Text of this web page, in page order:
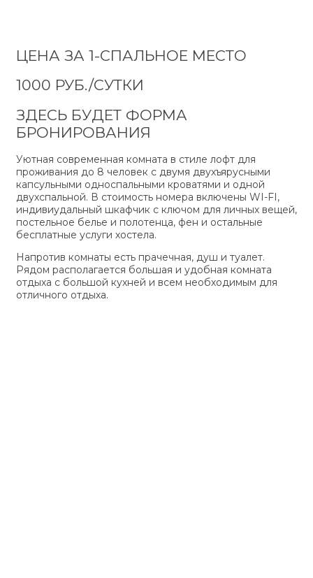
ЦЕНА ЗА 1-СПАЛЬНОЕ МЕСТО
1000 РУБ./СУТКИ
ЗДЕСЬ БУДЕТ ФОРМА
БРОНИРОВАНИЯ
Уютная современная комната в стиле лофт для
проживания до 8 человек с двумя двухъярусными
капсульными односпальными кроватями и одной
двухспальной. В стоимость номера включены WI-FI,
индивиудальный шкафчик с ключом для личных вещей,
постельное белье и полотенца, фен и остальные
бесплатные услуги хостела.
Напротив комнаты есть прачечная, душ и туалет.
Рядом располагается большая и удобная комната
отдыха с большой кухней и всем необходимым для
отличного отдыха.